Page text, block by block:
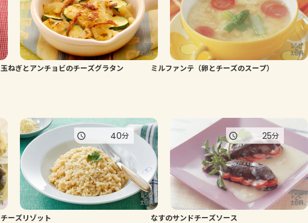
レシピ
トーク
よくあるお問い合わせ
AJINOMOTO PARK とは
玉ねぎとアンチョビのチーズグラタン ミルファンテ（卵とチーズのスープ）
チーズリゾット
40分
なすのサンドチーズソース
25分